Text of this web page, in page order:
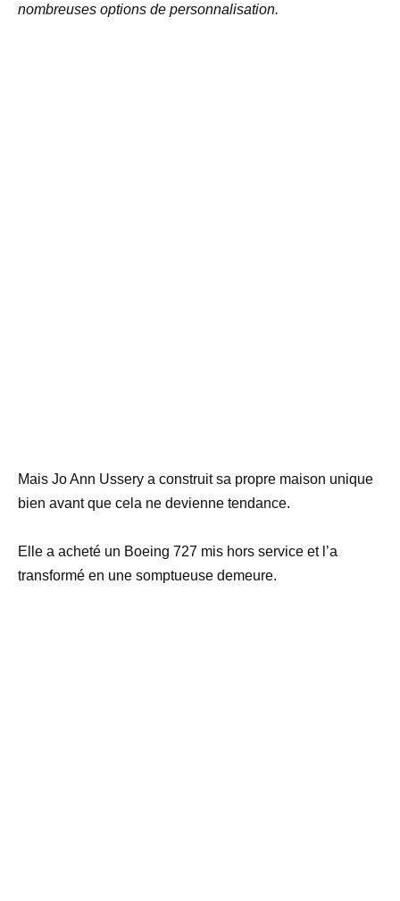
nombreuses options de personnalisation.
Mais Jo Ann Ussery a construit sa propre maison unique
bien avant que cela ne devienne tendance.
Elle a acheté un Boeing 727 mis hors service et l’a
transformé en une somptueuse demeure.